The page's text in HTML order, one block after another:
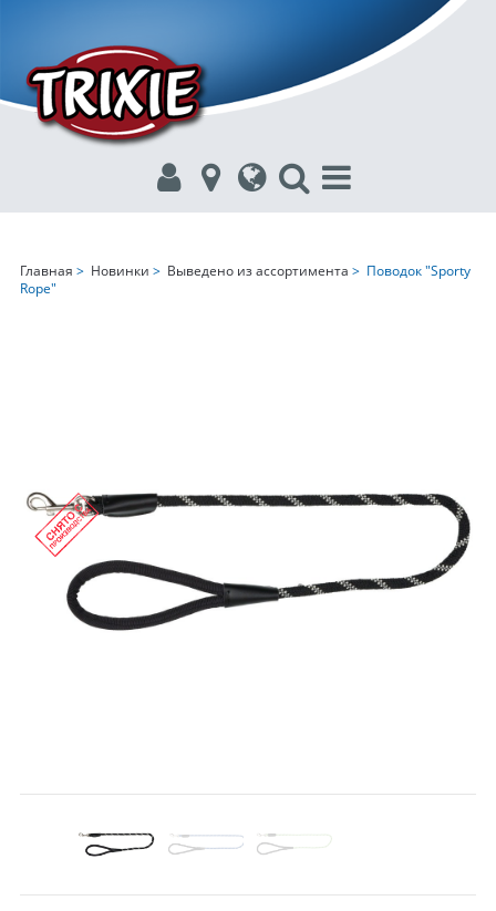
Главная > Новинки > Выведено из ассортимента > Поводок "Sporty
Rope"